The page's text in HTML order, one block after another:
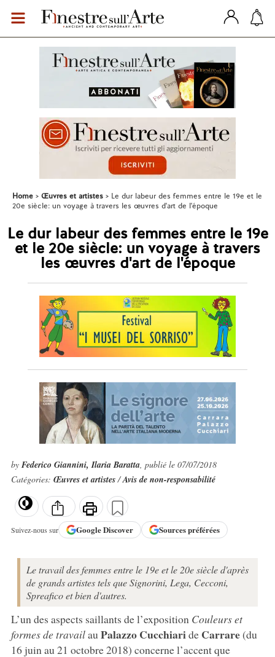
Home Œuvres et artistes
Le dur labeur des femmes entre le 19e et le
20e siècle: un voyage à travers les œuvres d'art de l'époque
Le dur labeur des femmes entre le 19e
et le 20e siècle: un voyage à travers
les œuvres d'art de l'époque
by Federico Giannini, Ilaria Baratta, publié le 07/07/2018
Catégories: Œuvres et artistes/Avis de non-responsabilité
Suivez-nous sur GoogleDiscover Sources préférées
Le travail des femmes entre le 19e et le 20e siècle d'après
de grands artistes tels que Signorini, Lega, Cecconi,
Spreafico et bien d'autres.
L’un des aspects saillants de l’exposition Couleurs et
formes de travailau Palazzo Cucchiaride Carrare(du
16 juin au 21 octobre 2018) concerne l’accent que